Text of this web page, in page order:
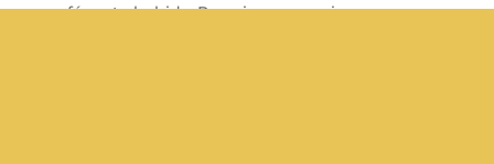
café en tu bebida. Pareciera una quimera pero